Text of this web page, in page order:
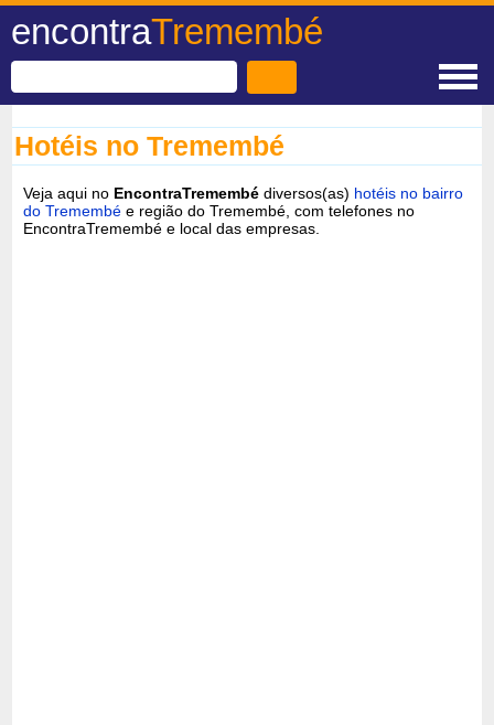
encontraTremembé
Hotéis no Tremembé
Veja aqui no EncontraTremembé diversos(as) hotéis no bairro
do Tremembé e região do Tremembé, com telefones no
EncontraTremembé e local das empresas.